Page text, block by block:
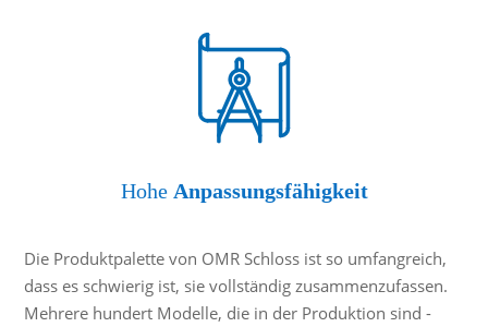
Hohe Anpassungsfähigkeit
Die Produktpalette von OMR Schloss ist so umfangreich,
dass es schwierig ist, sie vollständig zusammenzufassen.
Mehrere hundert Modelle, die in der Produktion sind -